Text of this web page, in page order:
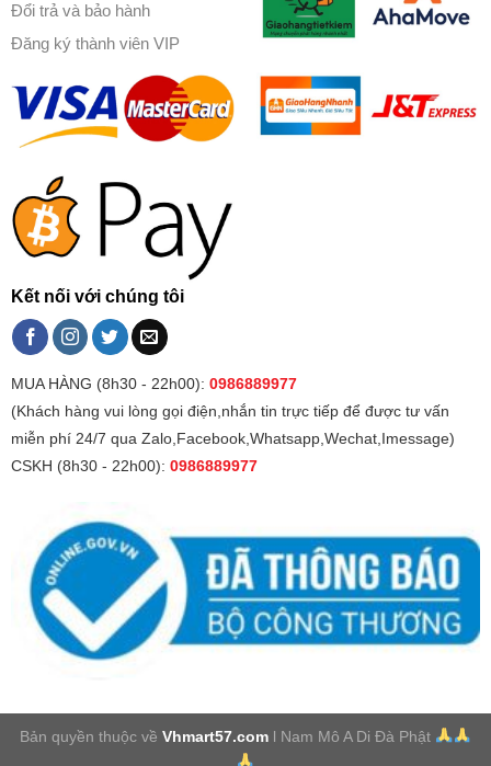
Đổi trả và bảo hành
Đăng ký thành viên VIP
Kết nối với chúng tôi
MUA HÀNG (8h30 - 22h00): 0986889977
(Khách hàng vui lòng gọi điện,nhắn tin trực tiếp để được tư vấn
miễn phí 24/7 qua Zalo,Facebook,Whatsapp,Wechat,Imessage)
CSKH (8h30 - 22h00): 0986889977
Bản quyền thuộc vềVhmart57.com l Nam Mô A Di Đà Phật